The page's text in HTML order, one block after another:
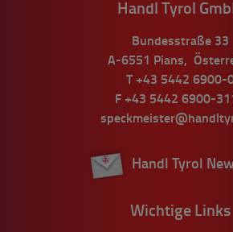
Handl Tyrol
Bundesstraße 33
A-6551
Pians,
T +43 5442 6900-
F +43 5442 6900-
Handl Tyrol
Wichtige Links